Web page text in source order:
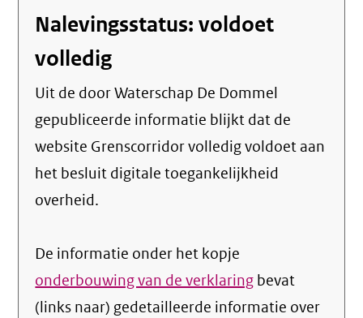
Nalevingsstatus: voldoet
volledig
Uit de door Waterschap De Dommel
gepubliceerde informatie blijkt dat de
website Grenscorridor volledig voldoet aan
het besluit digitale toegankelijkheid
overheid.
De informatie onder het kopje
onderbouwing van de verklaring bevat
(links naar) gedetailleerde informatie over